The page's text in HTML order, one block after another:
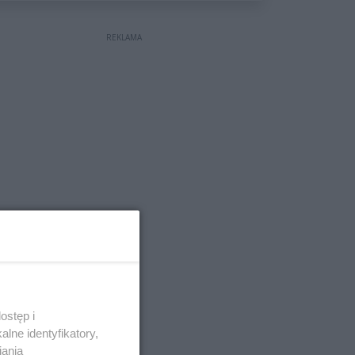
REKLAMA
i
identyfikatory,